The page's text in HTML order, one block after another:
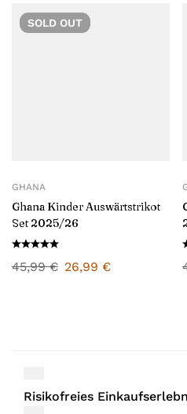
SOLD OUT
GHANA
Ghana Kinder Auswärtstrikot
Set 2025/26
45,99€ 26,99 €
Risikofreies